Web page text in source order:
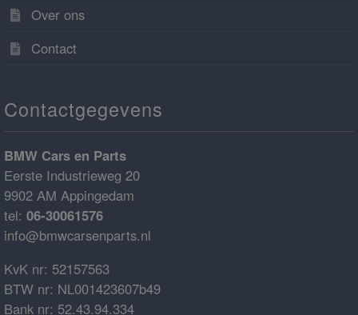
Over ons
Contact
Contactgegevens
BMW Cars en Parts
Eerste Industrieweg 20
9902 AM Appingedam
tel: 06-30061576
info@bmwcarsenparts.nl
KvK nr: 52157563
BTW nr: NL001423607b49
Bank nr: 52.43.94.334